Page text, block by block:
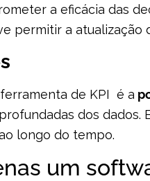
a eficácia das
permitir a atualização
de KPI é a
dos dados.
longo do tempo.
um